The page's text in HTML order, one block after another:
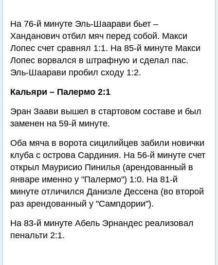
На 76-й минуте Эль-Шаарави бьет –
Ханданович отбил мяч перед собой. Макси
Лопес счет сравнял 1:1. На 85-й минуте Макси
Лопес ворвался в штрафную и сделал пас.
Эль-Шаарави пробил сходу 1:2.
Кальяри – Палермо 2:1
Эран Заави вышел в стартовом составе и был
заменен на 59-й минуте.
Оба мяча в ворота сицилийцев забили новички
клуба с острова Сардиния. На 56-й минуте счет
открыл Маурисио Пинилья (арендованный в
январе именно у "Палермо") 1:0. На 81-й
минуте отличился Даниэле Дессена (во второй
раз арендованный у "Сампдории").
На 83-й минуте Абель Эрнандес реализовал
пенальти 2:1.